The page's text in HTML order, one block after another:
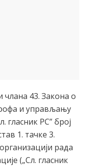
члана 43. Закона о
и управљању
гласник РС” број
1. тачке 3.
рада
(„Сл. гласник